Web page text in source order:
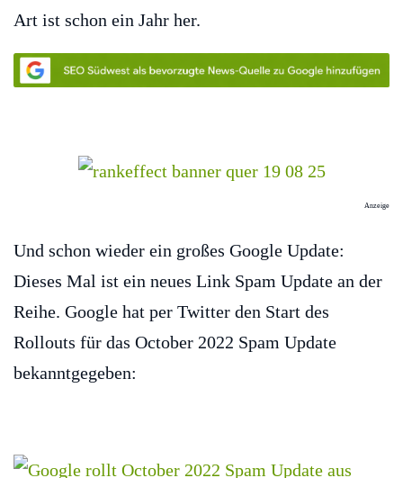
Art ist schon ein Jahr her.
Anzeige
Und schon wieder ein großes Google Update:
Dieses Mal ist ein neues Link Spam Update an der
Reihe. Google hat per Twitter den Start des
Rollouts für das October 2022 Spam Update
bekanntgegeben: